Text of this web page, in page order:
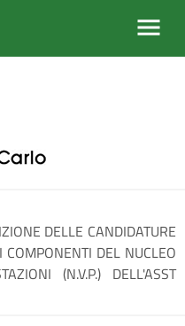
DELLE CANDIDATURE
DEL NUCLEO
(N.V.P.) DELL'ASST